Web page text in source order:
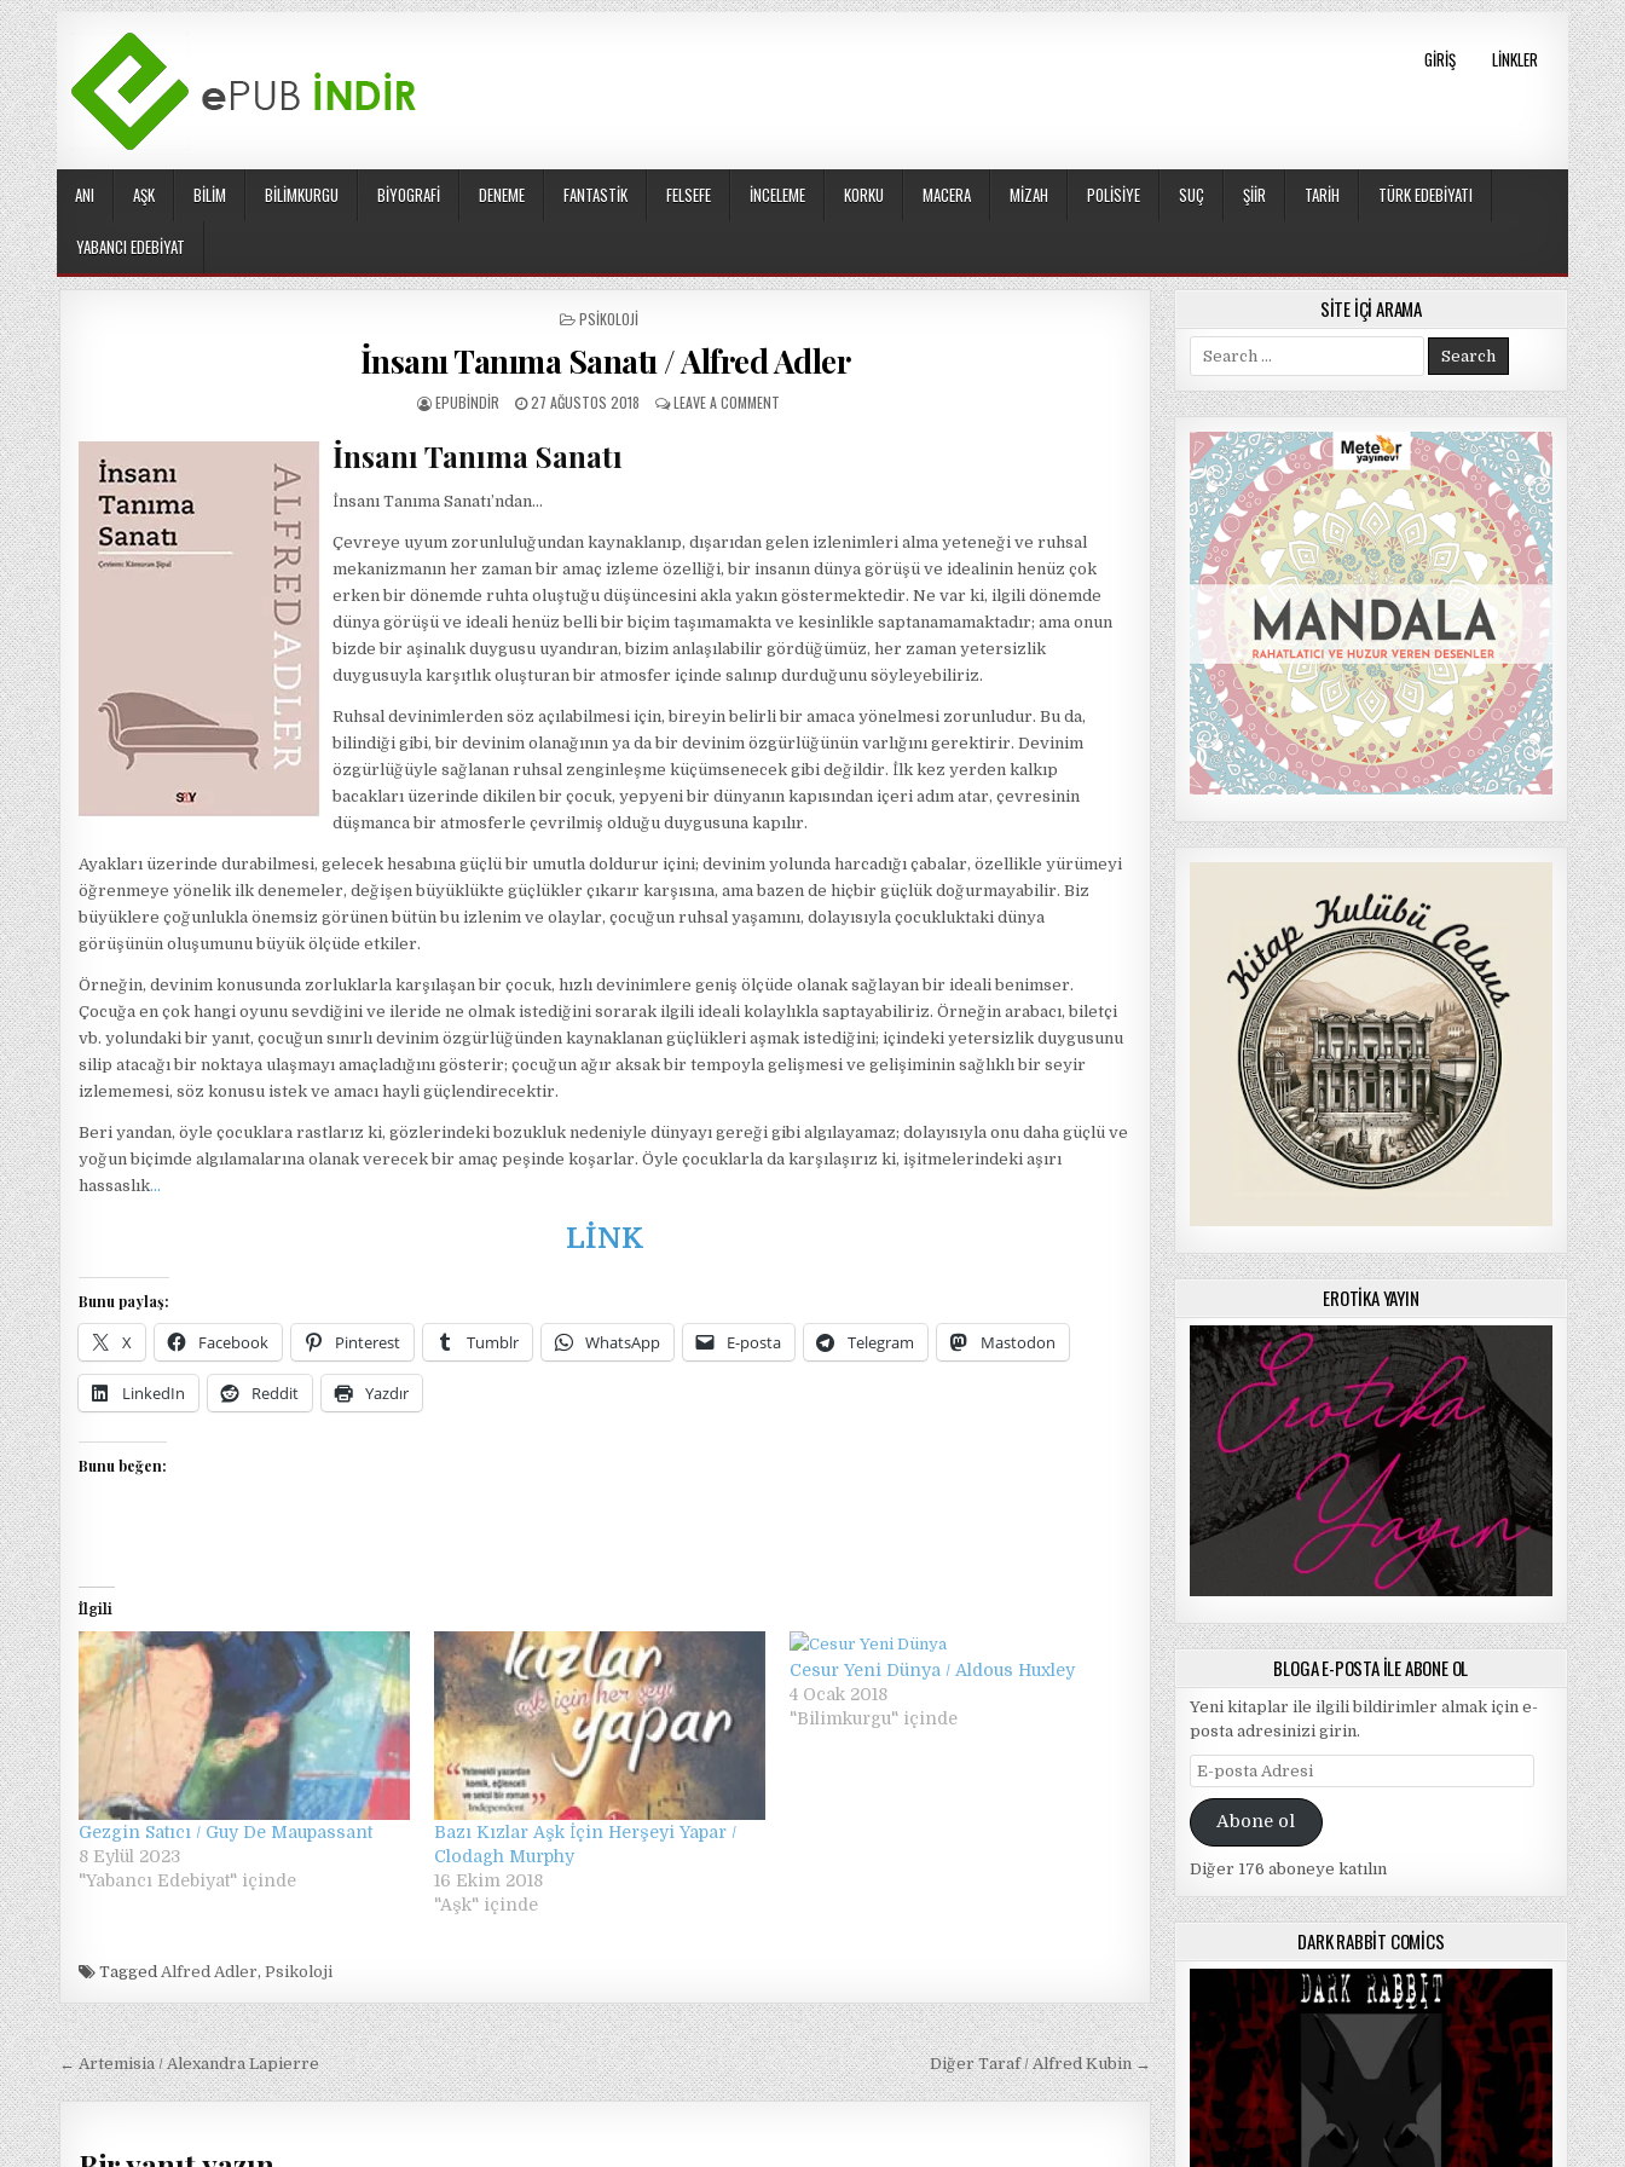
Skip
to
content
GIRIŞ LINKLER
ANI AŞK BILIM BILIMKURGU BIYOGRAFI DENEME FANTASTIK FELSEFE İNCELEME KORKU MACERA MIZAH POLISIYE SUÇ ŞIIR TARIH TÜRK EDEBIYATI
YABANCI EDEBIYAT
POSTED
PSIKOLOJI
İnsanı Tanıma Sanatı / Alfred Adler
AUTHOR:
EPUBINDIR
PUBLISHED
27 AĞUSTOS 2018 LEAVE A COMMENT
İnsanı Tanıma Sanatı
İnsanı Tanıma Sanatı’ndan…
Çevreye uyum zorunluluğundan kaynaklanıp, dışarıdan gelen izlenimleri alma yeteneği ve ruhsal
mekanizmanın her zaman bir amaç izleme özelliği, bir insanın dünya görüşü ve idealinin henüz çok
erken bir dönemde ruhta oluştuğu düşüncesini akla yakın göstermektedir. Ne var ki, ilgili dönemde
dünya görüşü ve ideali henüz belli bir biçim taşımamakta ve kesinlikle saptanamamaktadır; ama onun
bizde bir aşinalık duygusu uyandıran, bizim anlaşılabilir gördüğümüz, her zaman yetersizlik
duygusuyla karşıtlık oluşturan bir atmosfer içinde salınıp durduğunu söyleyebiliriz.
Ruhsal devinimlerden söz açılabilmesi için, bireyin belirli bir amaca yönelmesi zorunludur. Bu da,
bilindiği gibi, bir devinim olanağının ya da bir devinim özgürlüğünün varlığını gerektirir. Devinim
özgürlüğüyle sağlanan ruhsal zenginleşme küçümsenecek gibi değildir. İlk kez yerden kalkıp
bacakları üzerinde dikilen bir çocuk, yepyeni bir dünyanın kapısından içeri adım atar, çevresinin
düşmanca bir atmosferle çevrilmiş olduğu duygusuna kapılır.
Ayakları üzerinde durabilmesi, gelecek hesabına güçlü bir umutla doldurur içini; devinim yolunda harcadığı çabalar, özellikle yürümeyi
öğrenmeye yönelik ilk denemeler, değişen büyüklükte güçlükler çıkarır karşısına, ama bazen de hiçbir güçlük doğurmayabilir. Biz
büyüklere çoğunlukla önemsiz görünen bütün bu izlenim ve olaylar, çocuğun ruhsal yaşamını, dolayısıyla çocukluktaki dünya
görüşünün oluşumunu büyük ölçüde etkiler.
Örneğin, devinim konusunda zorluklarla karşılaşan bir çocuk, hızlı devinimlere geniş ölçüde olanak sağlayan bir ideali benimser.
Çocuğa en çok hangi oyunu sevdiğini ve ileride ne olmak istediğini sorarak ilgili ideali kolaylıkla saptayabiliriz. Örneğin arabacı, biletçi
vb. yolundaki bir yanıt, çocuğun sınırlı devinim özgürlüğünden kaynaklanan güçlükleri aşmak istediğini; içindeki yetersizlik duygusunu
silip atacağı bir noktaya ulaşmayı amaçladığını gösterir; çocuğun ağır aksak bir tempoyla gelişmesi ve gelişiminin sağlıklı bir seyir
izlememesi, söz konusu istek ve amacı hayli güçlendirecektir.
Beri yandan, öyle çocuklara rastlarız ki, gözlerindeki bozukluk nedeniyle dünyayı gereği gibi algılayamaz; dolayısıyla onu daha güçlü ve
yoğun biçimde algılamalarına olanak verecek bir amaç peşinde koşarlar. Öyle çocuklarla da karşılaşırız ki, işitmelerindeki aşırı
hassaslık…
LİNK
Bunu paylaş:
X Facebook Pinterest Tumblr WhatsApp E-posta Telegram Mastodon
LinkedIn Reddit Yazdır
Bunu beğen:
İlgili
Gezgin Satıcı / Guy De Maupassant
8 Eylül 2023
"Yabancı Edebiyat" içinde
Bazı Kızlar Aşk İçin Herşeyi Yapar /
Clodagh Murphy
16 Ekim 2018
"Aşk" içinde
Cesur Yeni Dünya / Aldous Huxley
4 Ocak 2018
"Bilimkurgu" içinde
TaggedAlfred Adler,Psikoloji
Yazı
gezinmesi
← Artemisia / Alexandra Lapierre Diğer Taraf / Alfred Kubin →
SITE İÇI ARAMA
Search
for:
EROTIKA YAYIN
BLOGA E-POSTA ILE ABONE OL
Yeni kitaplar ile ilgili bildirimler almak için e-
posta adresinizi girin.
E-
posta
AdresiAbone ol
Diğer 176 aboneye katılın
DARK RABBIT COMICS